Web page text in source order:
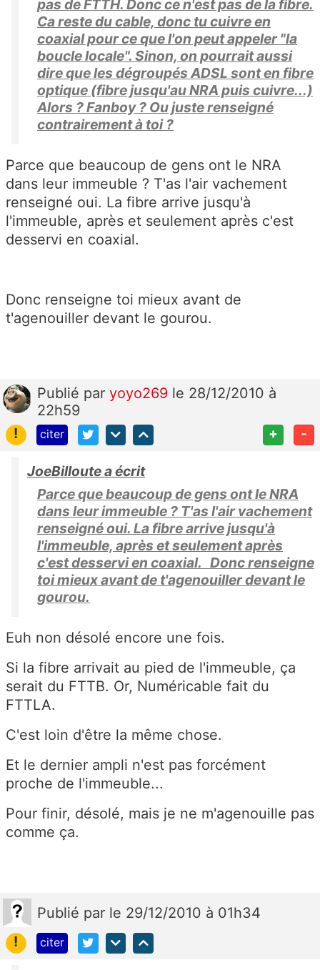
pas de FTTH. Donc ce n'est pas de la fibre.
Ca reste du cable, donc tu cuivre en
coaxial pour ce que l'on peut appeler "la
boucle locale". Sinon, on pourrait aussi
dire que les dégroupés ADSL sont en fibre
optique (fibre jusqu'au NRA puis cuivre...)
Alors ? Fanboy ? Ou juste renseigné
contrairement à toi ?
Parce que beaucoup de gens ont le NRA
dans leur immeuble ? T'as l'air vachement
renseigné oui. La fibre arrive jusqu'à
l'immeuble, après et seulement après c'est
desservi en coaxial.
Donc renseigne toi mieux avant de
t'agenouiller devant le gourou.
Publié par yoyo269 le 28/12/2010 à
22h59
!
citer + -
JoeBilloute a écrit
Parce que beaucoup de gens ont le NRA
dans leur immeuble ? T'as l'air vachement
renseigné oui. La fibre arrive jusqu'à
l'immeuble, après et seulement après
c'est desservi en coaxial. Donc renseigne
toi mieux avant de t'agenouiller devant le
gourou.
Euh non désolé encore une fois.
Si la fibre arrivait au pied de l'immeuble, ça
serait du FTTB. Or, Numéricable fait du
FTTLA.
C'est loin d'être la même chose.
Et le dernier ampli n'est pas forcément
proche de l'immeuble...
Pour finir, désolé, mais je ne m'agenouille pas
comme ça.
Publié par le 29/12/2010 à 01h34
!
citer